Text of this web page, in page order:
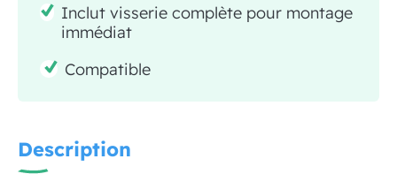
Inclut visserie complète pour montage
immédiat
Compatible
Description